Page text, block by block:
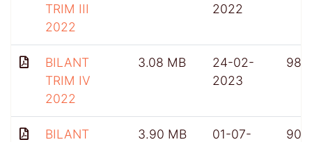
TRIM III
2022
2022
BILANT
TRIM IV
2022
3.08 MB
24-02-
2023
985
BILANT
3.90 MB
01-07-
903